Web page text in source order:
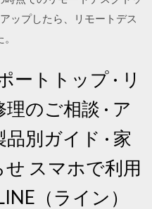
ップしたら、リモートデス
ートトップ · リ
のご相談 · ア
別ガイド · 家
せ スマホで利用
（ライン）